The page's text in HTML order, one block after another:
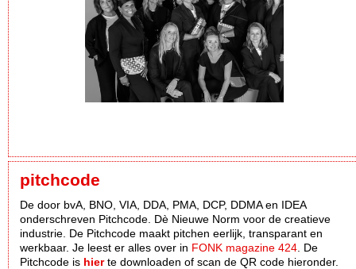
pitchcode
De door bvA, BNO, VIA, DDA, PMA, DCP, DDMA en IDEA
onderschreven Pitchcode. Dè Nieuwe Norm voor de creatieve
industrie. De Pitchcode maakt pitchen eerlijk, transparant en
werkbaar. Je leest er alles over in FONK magazine 424 . De
Pitchcode is hierte downloaden of scan de QR code hieronder.